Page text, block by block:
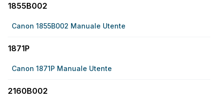
1855B002
Canon 1855B002 Manuale Utente
1871P
Canon 1871P Manuale Utente
2160B002